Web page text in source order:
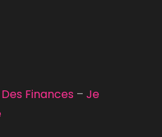
Finances –Je